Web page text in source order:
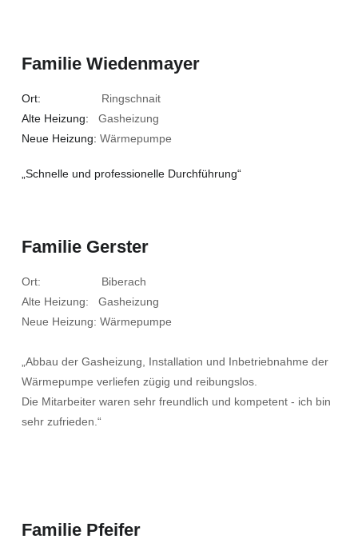
Familie Wiedenmayer
Ort: Ringschnait
Alte Heizung: Gasheizung
Neue Heizung: Wärmepumpe
„Schnelle und professionelle Durchführung“
Familie Gerster
Ort: Biberach
Alte Heizung: Gasheizung
Neue Heizung: Wärmepumpe
„Abbau der Gasheizung, Installation und Inbetriebnahme der
Wärmepumpe verliefen zügig und reibungslos.
Die Mitarbeiter waren sehr freundlich und kompetent - ich bin
sehr zufrieden.“
Familie Pfeifer